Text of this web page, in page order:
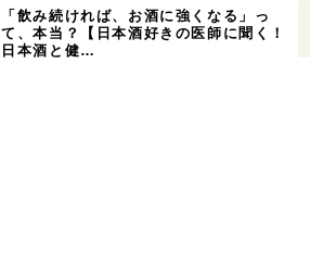
「飲み続ければ、お酒に強くなる」っ
て、本当？【日本酒好きの医師に聞く！
日本酒と健…